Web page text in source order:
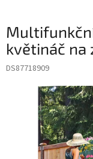
květináč na
DS87718909